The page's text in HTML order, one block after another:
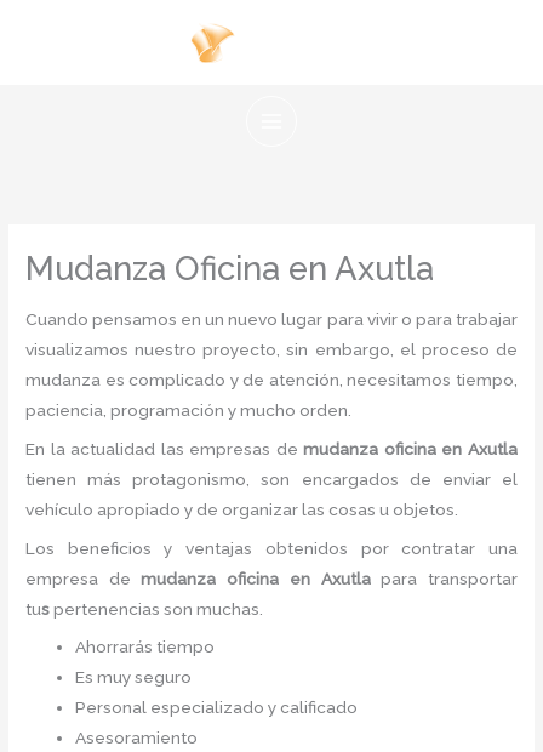
Mudanza Oficina en Axutla
Cuando pensamos en un nuevo lugar para vivir o para trabajar
visualizamos nuestro proyecto, sin embargo, el proceso de
mudanza es complicado y de atención, necesitamos tiempo,
paciencia, programación y mucho orden.
En la actualidad las empresas demudanza oficina en Axutla
tienen más protagonismo, son encargados de enviar el
vehículo apropiado y de organizar las cosas u objetos.
Los beneficios y ventajas obtenidos por contratar una
empresa demudanza oficina en Axutlapara transportar
tuspertenencias son muchas.
Ahorrarás tiempo
Es muy seguro
Personal especializado y calificado
Asesoramiento